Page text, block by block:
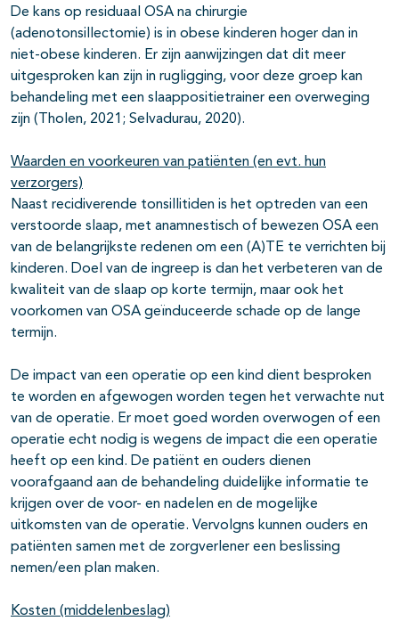
De kans op residuaal OSA na chirurgie
(adenotonsillectomie) is in obese kinderen hoger dan in
niet-obese kinderen. Er zijn aanwijzingen dat dit meer
uitgesproken kan zijn in rugligging, voor deze groep kan
behandeling met een slaappositietrainer een overweging
zijn (Tholen, 2021; Selvadurau, 2020).
Waarden en voorkeuren van patiënten (en evt. hun
verzorgers)
Naast recidiverende tonsillitiden is het optreden van een
verstoorde slaap, met anamnestisch of bewezen OSA een
van de belangrijkste redenen om een (A)TE te verrichten bij
kinderen. Doel van de ingreep is dan het verbeteren van de
kwaliteit van de slaap op korte termijn, maar ook het
voorkomen van OSA geïnduceerde schade op de lange
termijn.
De impact van een operatie op een kind dient besproken
te worden en afgewogen worden tegen het verwachte nut
van de operatie. Er moet goed worden overwogen of een
operatie echt nodig is wegens de impact die een operatie
heeft op een kind. De patiënt en ouders dienen
voorafgaand aan de behandeling duidelijke informatie te
krijgen over de voor- en nadelen en de mogelijke
uitkomsten van de operatie. Vervolgns kunnen ouders en
patiënten samen met de zorgverlener een beslissing
nemen/een plan maken.
Kosten (middelenbeslag)